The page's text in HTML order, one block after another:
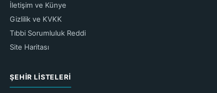
İletişim ve Künye
Gizlilik ve KVKK
Tıbbi Sorumluluk Reddi
Site Haritası
ŞEHIR LISTELERI